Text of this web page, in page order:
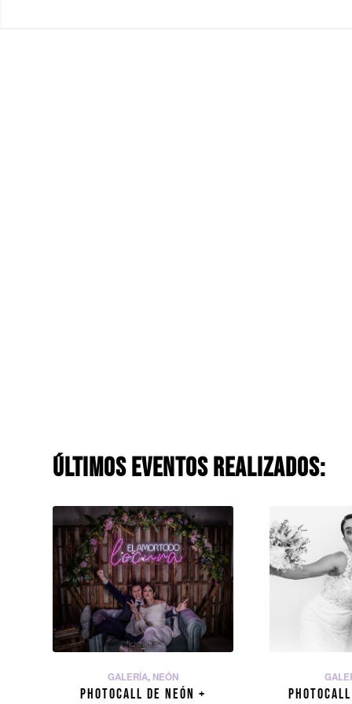
ÚLTIMOS EVENTOS REALIZADOS:
GALERÍA, NEÓN
PHOTOCALL DE NEÓN +